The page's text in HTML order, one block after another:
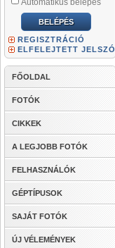
Automatikus belépés
REGISZTRÁCIÓ
ELFELEJTETT JELSZÓ
FŐOLDAL
FOTÓK
CIKKEK
A LEGJOBB FOTÓK
FELHASZNÁLÓK
GÉPTÍPUSOK
SAJÁT FOTÓK
ÚJ VÉLEMÉNYEK